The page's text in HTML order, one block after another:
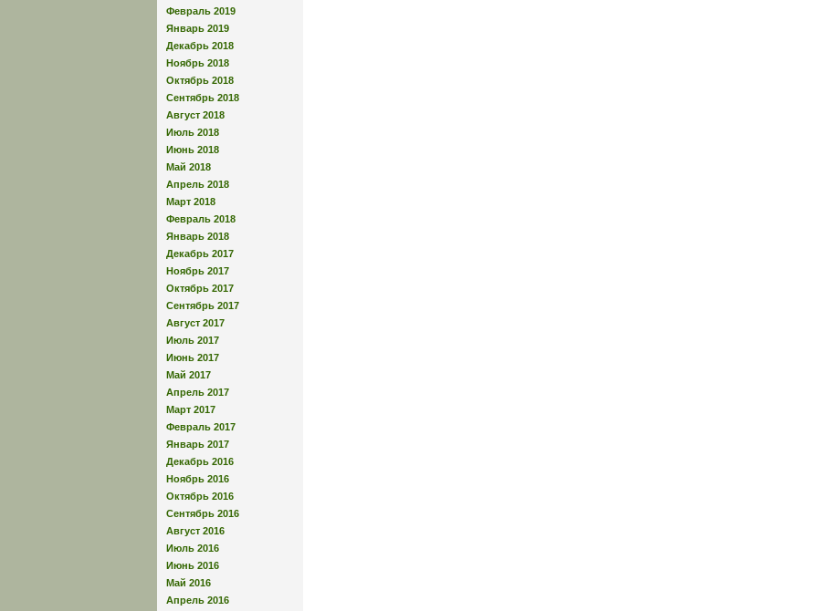
Февраль 2019
Январь 2019
Декабрь 2018
Ноябрь 2018
Октябрь 2018
Сентябрь 2018
Август 2018
Июль 2018
Июнь 2018
Май 2018
Апрель 2018
Март 2018
Февраль 2018
Январь 2018
Декабрь 2017
Ноябрь 2017
Октябрь 2017
Сентябрь 2017
Август 2017
Июль 2017
Июнь 2017
Май 2017
Апрель 2017
Март 2017
Февраль 2017
Январь 2017
Декабрь 2016
Ноябрь 2016
Октябрь 2016
Сентябрь 2016
Август 2016
Июль 2016
Июнь 2016
Май 2016
Апрель 2016